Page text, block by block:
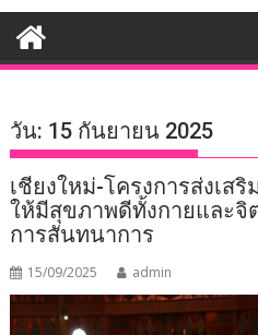
วัน: 15 กันยายน 2025
เชียงใหม่-โครงการส่งเส
ให้มีสุขภาพดีทั้งกายและจิ
การสันทนาการ
15/09/2025 admin